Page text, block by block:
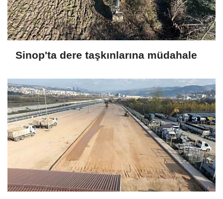
Sinop'ta dere taşkınlarına müdahale